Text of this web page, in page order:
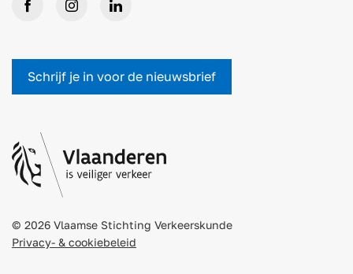
FacebookInstagramLinkedIn
Schrijf je in voor de nieuwsbrief
© 2026 Vlaamse Stichting Verkeerskunde
Privacy- & cookiebeleid